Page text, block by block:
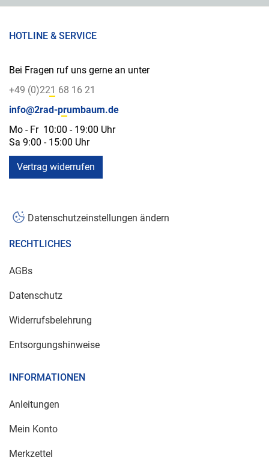
HOTLINE & SERVICE
Bei Fragen ruf uns gerne an unter
+49 (0)221 68 16 21
info@2rad-prumbaum.de
Mo - Fr 10:00 - 19:00 Uhr
Sa 9:00 - 15:00 Uhr
Vertrag widerrufen
Datenschutzeinstellungen ändern
RECHTLICHES
AGBs
Datenschutz
Widerrufsbelehrung
Entsorgungshinweise
INFORMATIONEN
Anleitungen
Mein Konto
Merkzettel